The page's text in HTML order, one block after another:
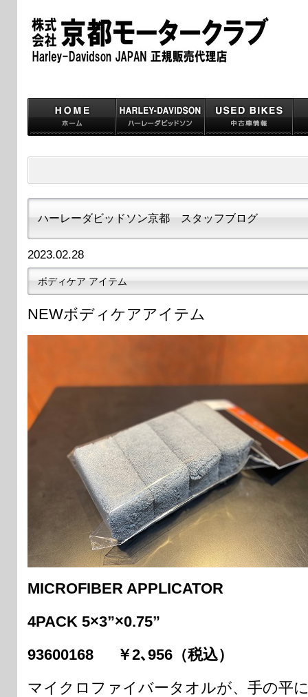
ハーレーダビッドソン京都 スタッフブログ
2023.02.28
ボディケア アイテム
NEWボディケアアイテム
MICROFIBER APPLICATOR
4PACK 5×3”×0.75”
93600168 ￥2､956（税込）
マイクロファイバータオルが、手の平